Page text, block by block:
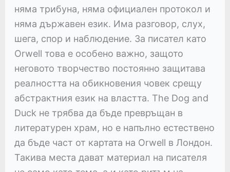
няма трибуна, няма официален протокол и
няма държавен език. Има разговор, слух,
шега, спор и наблюдение. За писател като
Orwell това е особено важно, защото
неговото творчество постоянно защитава
реалността на обикновения човек срещу
абстрактния език на властта. The Dog and
Duck не трябва да бъде превръщан в
литературен храм, но е напълно естествено
да бъде част от картата на Orwell в Лондон.
Такива места дават материал на писателя